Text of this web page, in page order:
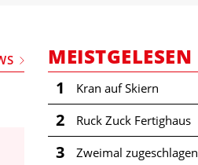
MEISTGELESEN
1 Kran auf Skiern
2 Ruck Zuck Fertighaus
3 Zweimal zugeschlagen